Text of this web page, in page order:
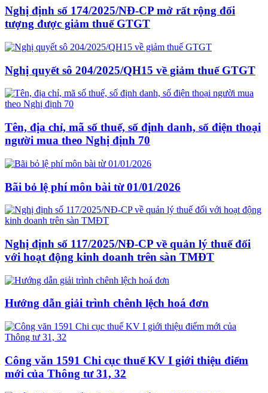
Nghị định số 174/2025/NĐ-CP mở rất rộng đối
tượng được giảm thuế GTGT
Nghị quyết sô 204/2025/QH15 về giảm thuế GTGT
Tên, địa chỉ, mã số thuế, số định danh, số điện thoại
người mua theo Nghị định 70
Bãi bỏ lệ phí môn bài từ 01/01/2026
Nghị định số 117/2025/NĐ-CP về quản lý thuế đối
với hoạt động kinh doanh trên sàn TMĐT
Hướng dẫn giải trình chênh lệch hoá đơn
Công văn 1591 Chi cục thuế KV I giới thiệu điểm
mới của Thông tư 31, 32